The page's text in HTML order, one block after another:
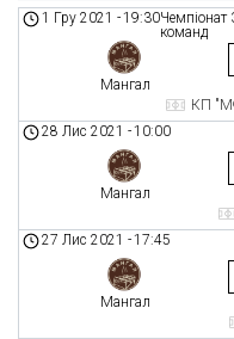
Чемпіонат
команд
1 Гру 2021 -19:30
Мангал
КП
28 Лис 2021 -10:00
Мангал
27 Лис 2021 -17:45
Мангал